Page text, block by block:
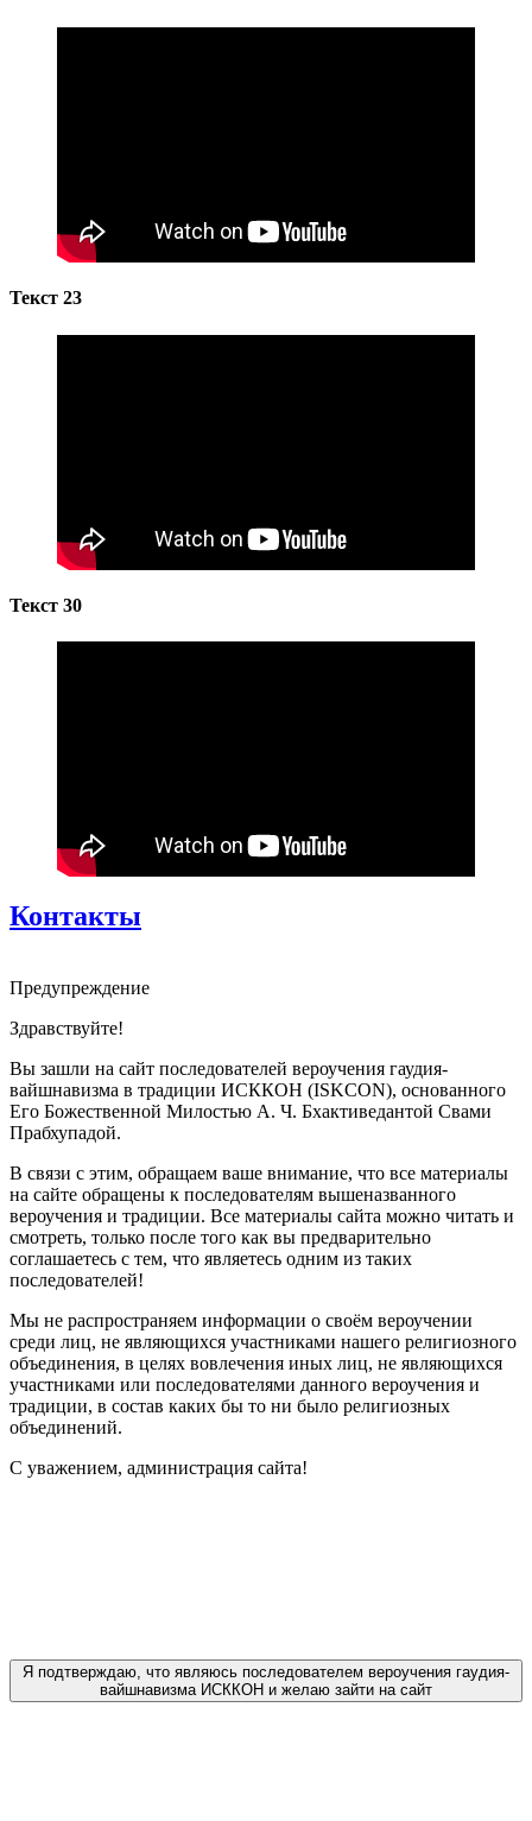
Текст 23
Текст 30
Контакты
Предупреждение
Здравствуйте!
Вы зашли на сайт последователей вероучения гаудия-
вайшнавизма в традиции ИСККОН (ISKCON), основанного
Его Божественной Милостью А. Ч. Бхактиведантой Свами
Прабхупадой.
В связи с этим, обращаем ваше внимание, что все материалы
на сайте обращены к последователям вышеназванного
вероучения и традиции. Все материалы сайта можно читать и
смотреть, только после того как вы предварительно
соглашаетесь с тем, что являетесь одним из таких
последователей!
Мы не распространяем информации о своём вероучении
среди лиц, не являющихся участниками нашего религиозного
объединения, в целях вовлечения иных лиц, не являющихся
участниками или последователями данного вероучения и
традиции, в состав каких бы то ни было религиозных
объединений.
С уважением, администрация сайта!
Я подтверждаю, что являюсь последователем вероучения гаудия-
вайшнавизма ИСККОН и желаю зайти на сайт